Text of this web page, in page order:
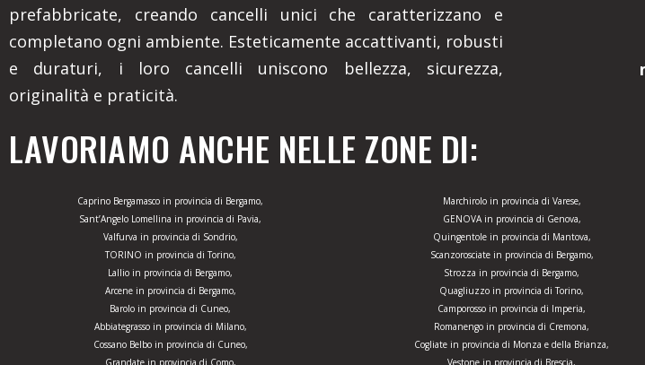
prefabbricate, creando cancelli unici che caratterizzano e
completano ogni ambiente. Esteticamente accattivanti, robusti
e duraturi, i loro cancelli uniscono bellezza, sicurezza,
originalità e praticità.
LAVORIAMO ANCHE NELLE ZONE DI:
Caprino Bergamasco in provincia di Bergamo,
Sant’Angelo Lomellina in provincia di Pavia,
Valfurva in provincia di Sondrio,
TORINO in provincia di Torino,
Lallio in provincia di Bergamo,
Arcene in provincia di Bergamo,
Barolo in provincia di Cuneo,
Abbiategrasso in provincia di Milano,
Cossano Belbo in provincia di Cuneo,
Grandate in provincia di Como,
Marchirolo in provincia di Varese,
GENOVA in provincia di Genova,
Quingentole in provincia di Mantova,
Scanzorosciate in provincia di Bergamo,
Strozza in provincia di Bergamo,
Quagliuzzo in provincia di Torino,
Camporosso in provincia di Imperia,
Romanengo in provincia di Cremona,
Cogliate in provincia di Monza e della Brianza,
Vestone in provincia di Brescia,